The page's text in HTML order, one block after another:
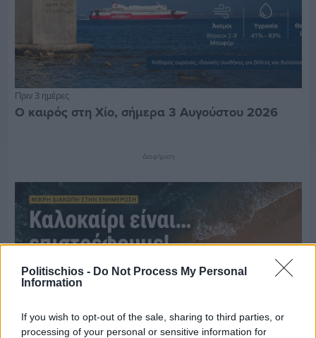
Politischios - Do Not Process My Personal
Information
If you wish to opt-out of the sale, sharing to third parties, or
processing of your personal or sensitive information for
Πριν 3 ημέρες
Ο καιρός στη Χίο, σήμερα 3 Αυγούστου 2026
Διαφήμιση